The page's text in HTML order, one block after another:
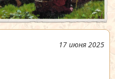
17 июня 2025